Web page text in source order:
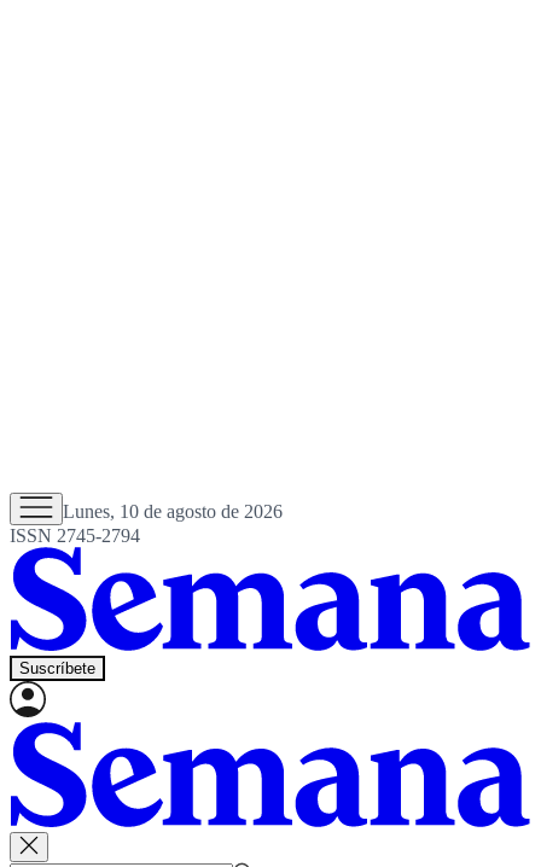
Lunes, 10 de agosto de 2026
ISSN 2745-2794
Suscríbete